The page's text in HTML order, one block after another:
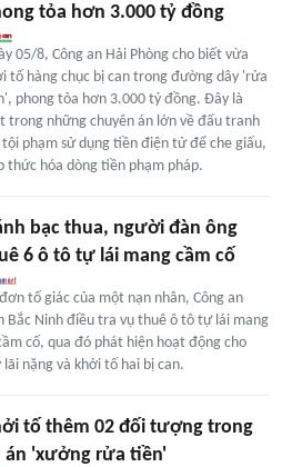
tỏa hơn 3.000 tỷ đồng
05/8, Công an Hải Phòng cho biết vừa
tố hàng chục bị can trong đường dây 'rửa
phong tỏa hơn 3.000 tỷ đồng. Đây là
trong những chuyên án lớn về đấu tranh
phạm sử dụng tiền điện tử để che giấu,
thức hóa dòng tiền phạm pháp.
bạc thua, người đàn ông
6 ô tô tự lái mang cầm cố
tố giác của một nạn nhân, Công an
Bắc Ninh điều tra vụ thuê ô tô tự lái mang
cố, qua đó phát hiện hoạt động cho
lãi nặng và khởi tố hai bị can.
tố thêm 02 đối tượng trong
án 'xưởng rửa tiền'